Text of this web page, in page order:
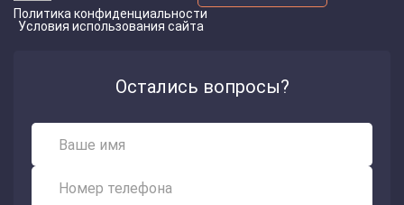
Остались вопросы?
Политика конфиденциальности
Условия использования сайта